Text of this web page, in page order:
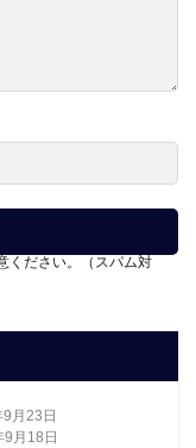
ください。（スパム対
月23日
月18日